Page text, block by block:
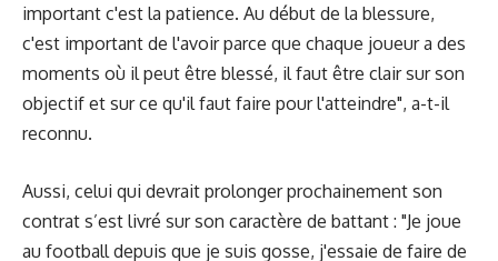
important c'est la patience. Au début de la blessure,
c'est important de l'avoir parce que chaque joueur a des
moments où il peut être blessé, il faut être clair sur son
objectif et sur ce qu'il faut faire pour l'atteindre", a-t-il
reconnu.
Aussi, celui qui devrait prolonger prochainement son
contrat s’est livré sur son caractère de battant : "Je joue
au football depuis que je suis gosse, j'essaie de faire de